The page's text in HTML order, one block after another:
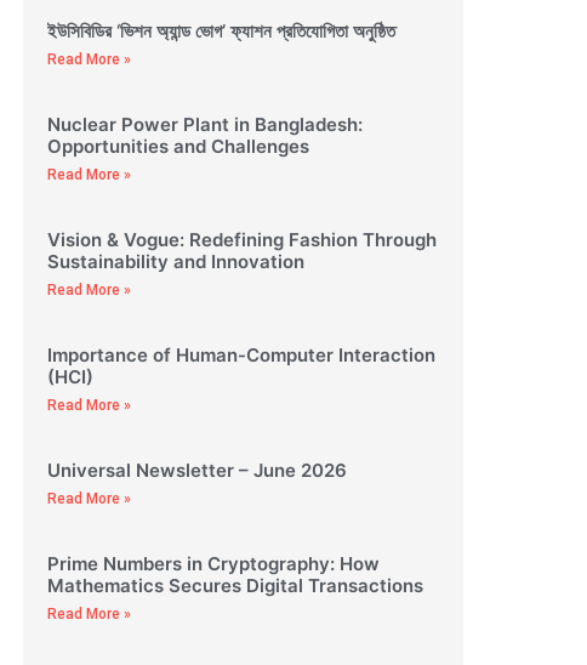
ইউসিবিডির ‘ভিশন অ্যান্ড ভোগ’ ফ্যাশন প্রতিযোগিতা অনুষ্ঠিত
Read More »
Nuclear Power Plant in Bangladesh:
Opportunities and Challenges
Read More »
Vision & Vogue: Redefining Fashion Through
Sustainability and Innovation
Read More »
Importance of Human-Computer Interaction
(HCI)
Read More »
Universal Newsletter – June 2026
Read More »
Prime Numbers in Cryptography: How
Mathematics Secures Digital Transactions
Read More »